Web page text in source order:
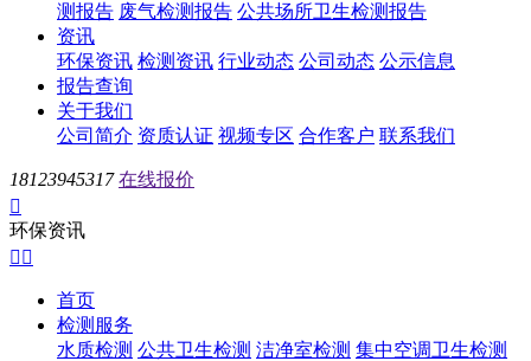
测报告 废气检测报告 公共场所卫生检测报告
资讯
环保资讯 检测资讯 行业动态 公司动态 公示信息
报告查询
关于我们
公司简介 资质认证 视频专区 合作客户 联系我们
18123945317 在线报价

环保资讯
 
首页
检测服务
水质检测 公共卫生检测 洁净室检测 集中空调卫生检测